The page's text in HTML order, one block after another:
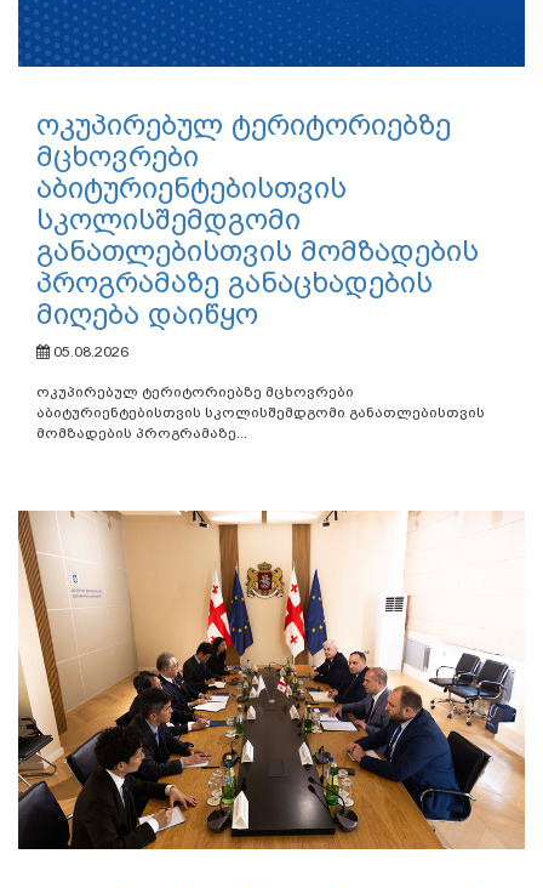
ოკუპირებულ ტერიტორიებზე
მცხოვრები
აბიტურიენტებისთვის
სკოლისშემდგომი
განათლებისთვის მომზადების
პროგრამაზე განაცხადების
მიღება დაიწყო
05.08.2026
ოკუპირებულ ტერიტორიებზე მცხოვრები
აბიტურიენტებისთვის სკოლისშემდგომი განათლებისთვის
მომზადების პროგრამაზე...